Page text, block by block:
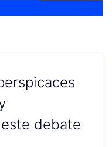
debate